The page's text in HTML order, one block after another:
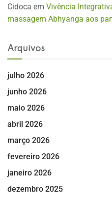
Cidoca em Vivência
massagem Abhyanga aos
Arquivos
julho 2026
junho 2026
maio 2026
abril 2026
março 2026
fevereiro 2026
janeiro 2026
dezembro 2025